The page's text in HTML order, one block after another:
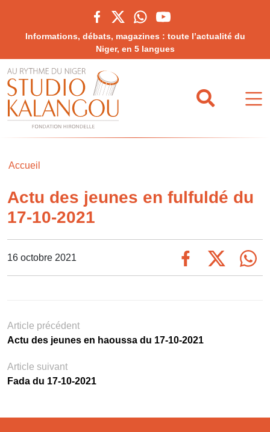
Informations, débats, magazines : toute l’actualité du
Niger, en 5 langues
Accueil
Actu des jeunes en fulfuldé du
17-10-2021
16 octobre 2021
Article précédent
Actu des jeunes en haoussa du 17-10-2021
Article suivant
Fada du 17-10-2021